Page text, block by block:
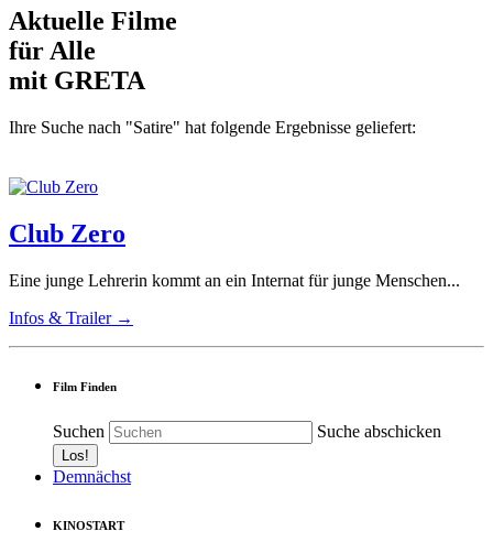
Aktuelle Filme
für Alle
mit GRETA
Ihre Suche nach "Satire" hat folgende Ergebnisse geliefert:
Club Zero
Eine junge Lehrerin kommt an ein Internat für junge Menschen...
Infos & Trailer →
Film Finden
Suchen Suche abschicken
Demnächst
KINOSTART